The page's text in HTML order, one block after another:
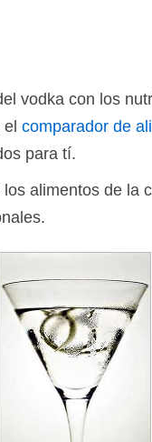
vodka con los
comparador de
para tí.
alimentos de